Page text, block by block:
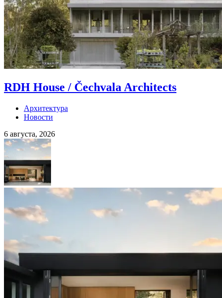
RDH House / Čechvala Architects
Архитектура
Новости
6 августа, 2026